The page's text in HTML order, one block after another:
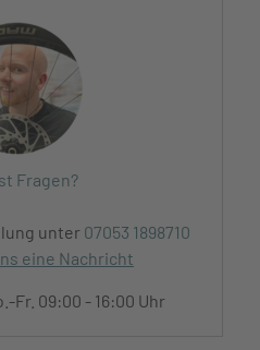
Fragen?
unter 07053 1898710
eine Nachricht
Fr. 09:00 - 16:00 Uhr